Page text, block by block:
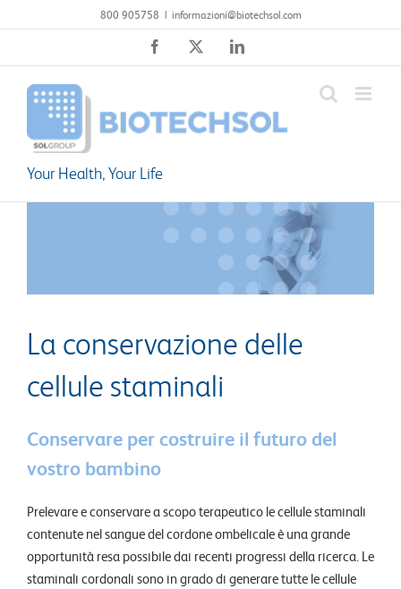
al
800 905758 | informazioni@biotechsol.com
Facebook LinkedIn
Your Health, Your Life
La conservazione delle
cellule staminali
Conservare per costruire il futuro del
vostro bambino
Prelevare e conservare a scopo terapeutico le cellule staminali
contenute nel sangue del cordone ombelicale è una grande
opportunità resa possibile dai recenti progressi della ricerca. Le
staminali cordonali sono in grado di generare tutte le cellule